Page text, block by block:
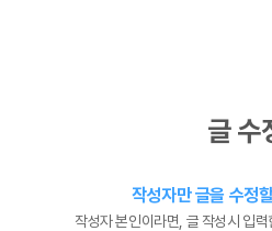
글 수
작성자만 글을 수정
작성자 본인이라면, 글 작성시 입